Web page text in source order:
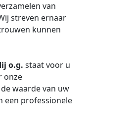
van
streven ernaar
kunnen
o.g. staat voor u
onze
waarde van uw
een professionele